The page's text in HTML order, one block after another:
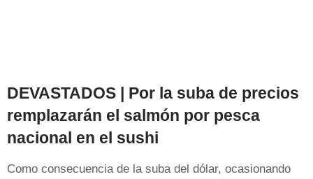
DEVASTADOS | Por la suba de precios
remplazarán el salmón por pesca
nacional en el sushi
Como consecuencia de la suba del dólar, ocasionando